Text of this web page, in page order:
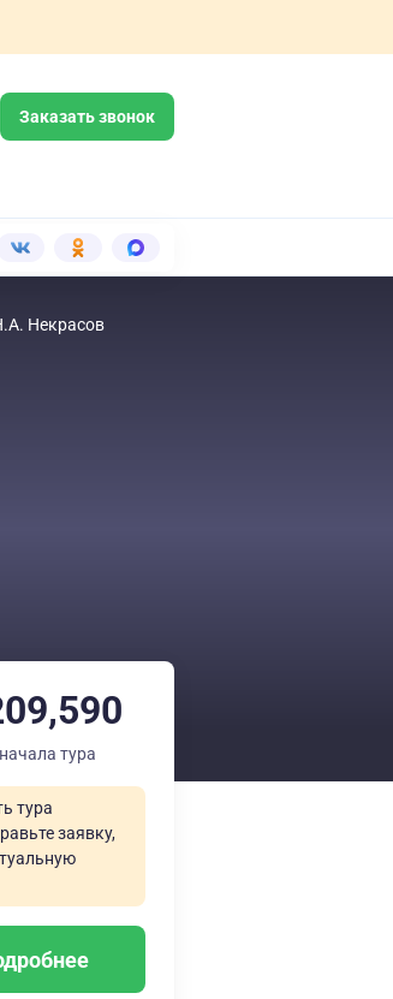
Заказать звонок
Некрасов
тура
тура
заявку,